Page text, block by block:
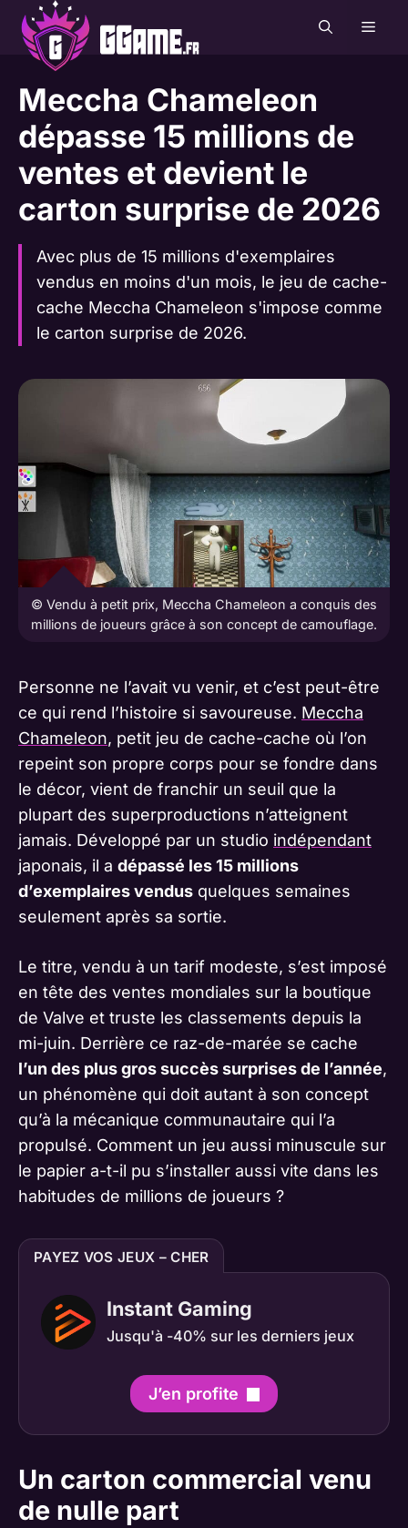
Aller
contenu
Meccha Chameleon
dépasse 15 millions de
ventes et devient le
carton surprise de 2026
Avec plus de 15 millions d'exemplaires
vendus en moins d'un mois, le jeu de cache-
cache Meccha Chameleon s'impose comme
le carton surprise de 2026.
© Vendu à petit prix, Meccha Chameleon a conquis des
millions de joueurs grâce à son concept de camouflage.
Personne ne l’avait vu venir, et c’est peut-être
ce qui rend l’histoire si savoureuse. Meccha
Chameleon, petit jeu de cache-cache où l’on
repeint son propre corps pour se fondre dans
le décor, vient de franchir un seuil que la
plupart des superproductions n’atteignent
jamais. Développé par un studio indépendant
japonais, il a dépassé les 15 millions
d’exemplaires vendus quelques semaines
seulement après sa sortie.
Le titre, vendu à un tarif modeste, s’est imposé
en tête des ventes mondiales sur la boutique
de Valve et truste les classements depuis la
mi-juin. Derrière ce raz-de-marée se cache
l’un des plus gros succès surprises de l’année,
un phénomène qui doit autant à son concept
qu’à la mécanique communautaire qui l’a
propulsé. Comment un jeu aussi minuscule sur
le papier a-t-il pu s’installer aussi vite dans les
habitudes de millions de joueurs ?
PAYEZ VOS JEUX – CHER
Instant Gaming
Jusqu'à -40% sur les derniers jeux
J’en profite
Un carton commercial venu
de nulle part